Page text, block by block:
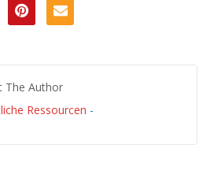
The Author
Ressourcen -